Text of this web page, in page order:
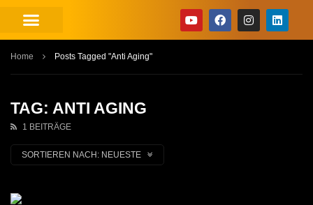
Home Posts Tagged "Anti Aging"
TAG: ANTI AGING
1 BEITRÄGE
SORTIEREN NACH: NEUESTE